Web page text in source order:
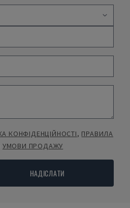
КОНФІДЕНЦІЙНОСТІ, ПРАВИЛА
УМОВИ ПРОДАЖУ
НАДІСЛАТИ